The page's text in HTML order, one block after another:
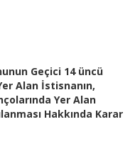
Geçici 14 üncü
Alan İstisnanın,
Yer Alan
Hakkında Karar